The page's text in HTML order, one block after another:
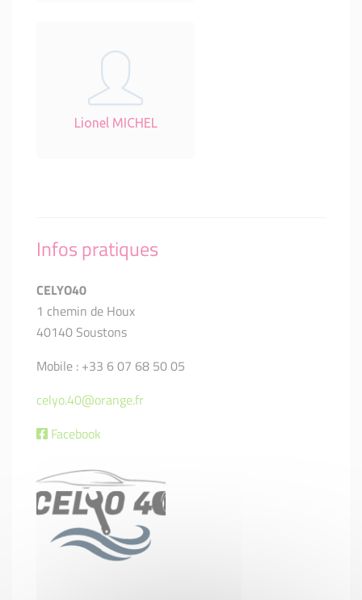
Lionel MICHEL
Infos pratiques
CELYO40
1 chemin de Houx
40140 Soustons
Mobile : +33 6 07 68 50 05
celyo.40@orange.fr
Facebook